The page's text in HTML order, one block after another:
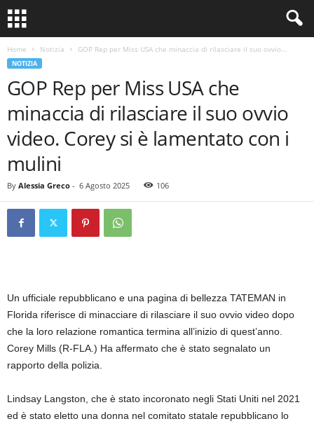
Home Notizia GOP Rep per Miss USA che minaccia di rilasciare il suo ovvio...
NOTIZIA
GOP Rep per Miss USA che
minaccia di rilasciare il suo ovvio
video. Corey si è lamentato con i
mulini
By Alessia Greco - 6 Agosto 2025 106
Un ufficiale repubblicano e una pagina di bellezza TATEMAN in
Florida riferisce di minacciare di rilasciare il suo ovvio video dopo
che la loro relazione romantica termina all’inizio di quest’anno.
Corey Mills (R-FLA.) Ha affermato che è stato segnalato un
rapporto della polizia.
Lindsay Langston, che è stato incoronato negli Stati Uniti nel 2021
ed è stato eletto una donna nel comitato statale repubblicano lo